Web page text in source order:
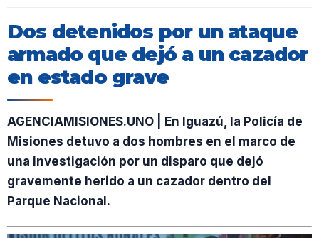
Dos detenidos por un ataque
armado que dejó a un cazador
en estado grave
AGENCIAMISIONES.UNO | En Iguazú, la Policía de
Misiones detuvo a dos hombres en el marco de
una investigación por un disparo que dejó
gravemente herido a un cazador dentro del
Parque Nacional.